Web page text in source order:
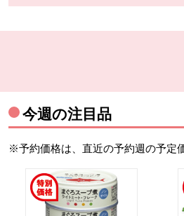
今週の注目品
※予約価格は、直近の予約週の予定